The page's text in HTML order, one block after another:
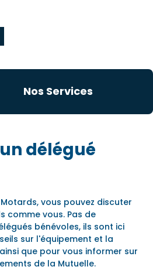
Nos Services
délégué
vous pouvez discuter
comme vous. Pas de
bénévoles, ils sont ici
sur l'équipement et la
que pour vous informer sur
de la Mutuelle.